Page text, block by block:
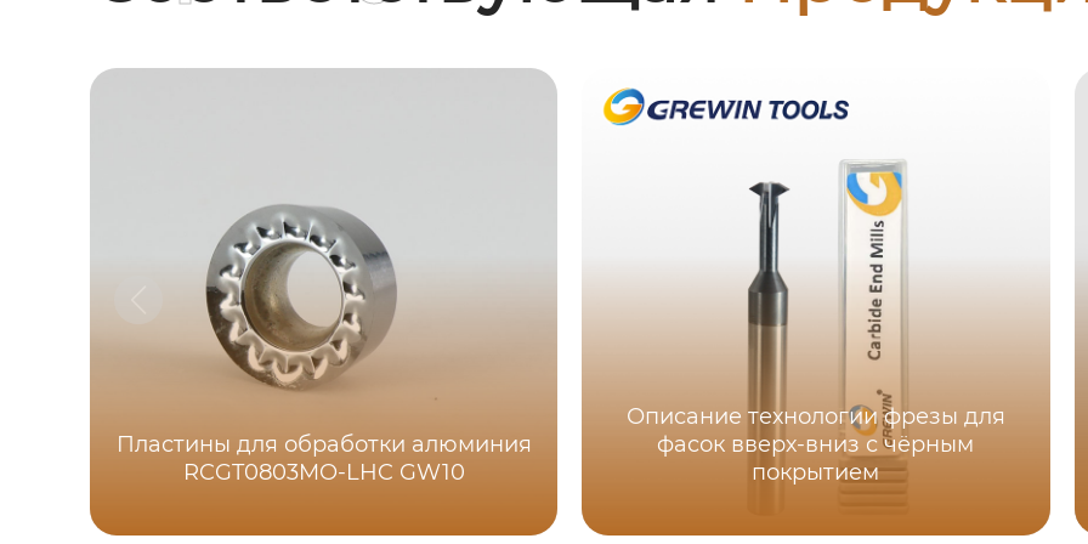
Пластины для обработки алюминия
RCGT0803MO-LHC GW10
Описание технологии фрезы для
фасок вверх-вниз с чёрным
покрытием